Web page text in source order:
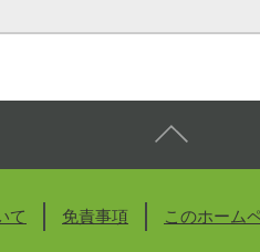
て 免責事項 このホーム